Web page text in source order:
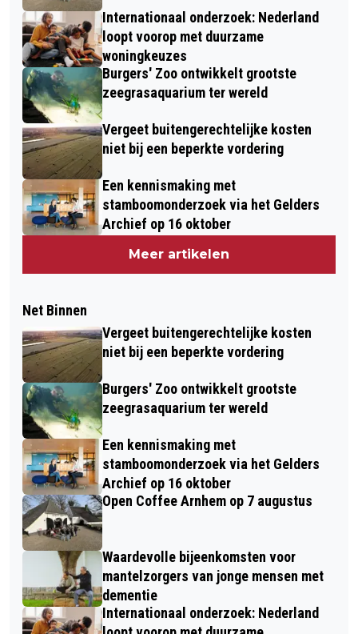
Internationaal onderzoek: Nederland
loopt voorop met duurzame
woningkeuzes
Burgers' Zoo ontwikkelt grootste
zeegrasaquarium ter wereld
Vergeet buitengerechtelijke kosten
niet bij een beperkte vordering
Een kennismaking met
stamboomonderzoek via het Gelders
Archief op 16 oktober
Meer artikelen
Net Binnen
Vergeet buitengerechtelijke kosten
niet bij een beperkte vordering
Burgers' Zoo ontwikkelt grootste
zeegrasaquarium ter wereld
Een kennismaking met
stamboomonderzoek via het Gelders
Archief op 16 oktober
Open Coffee Arnhem op 7 augustus
Waardevolle bijeenkomsten voor
mantelzorgers van jonge mensen met
dementie
Internationaal onderzoek: Nederland